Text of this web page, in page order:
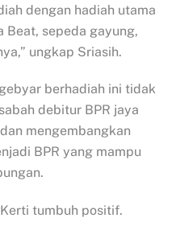
dengan hadiah utama
Beat, sepeda gayung,
ungkap Sriasih.
berhadiah ini tidak
debitur BPR jaya
mengembangkan
BPR yang mampu
Kerti tumbuh positif.